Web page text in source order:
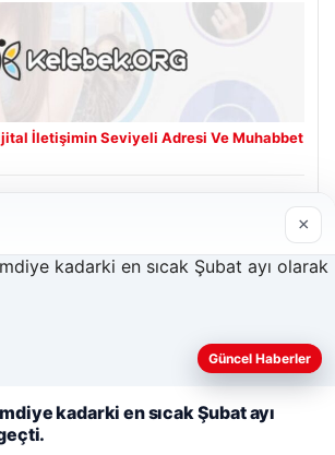
İletişimin Seviyeli Adresi Ve Muhabbet
daha iyi anlayabilmek,
Et
×
Güncel Haberler
kadarki en sıcak Şubat ayı